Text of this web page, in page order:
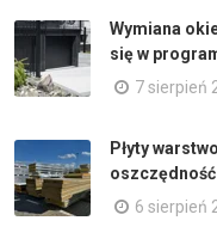
Wymiana
się w
7 sierpień
Płyty
6 sierpień